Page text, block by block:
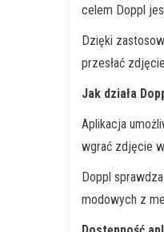
celem Doppl
Dzięki
przesłać
Jak działa
Aplikacja
wgrać zdjęcie
Doppl
modowych z